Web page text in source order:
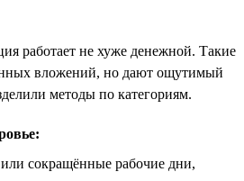
работает не хуже денежной. Такие
вложений, но дают ощутимый
методы по категориям.
сокращённые рабочие дни,